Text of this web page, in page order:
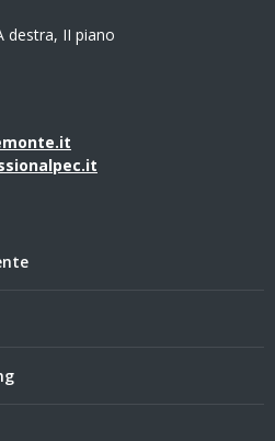
destra, II piano